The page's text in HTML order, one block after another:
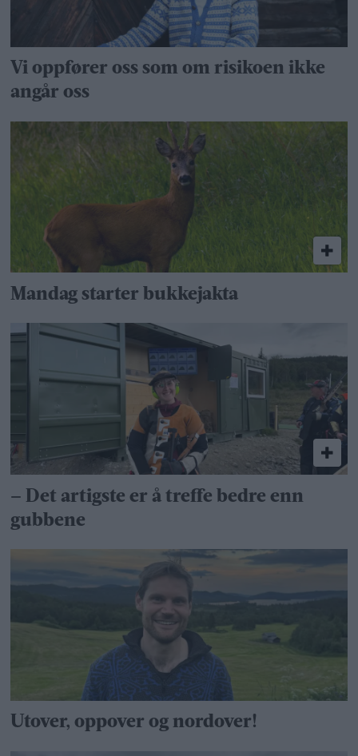
Vi oppfører oss som om risikoen ikke
angår oss
Mandag starter bukkejakta
– Det artigste er å treffe bedre enn
gubbene
Utover, oppover og nordover!